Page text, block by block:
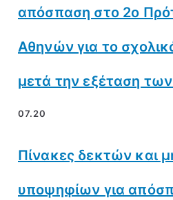
απόσπαση στο 2ο
Αθηνών για το
μετά την εξέταση
07.20
Πίνακες δεκτών και
υποψηφίων για